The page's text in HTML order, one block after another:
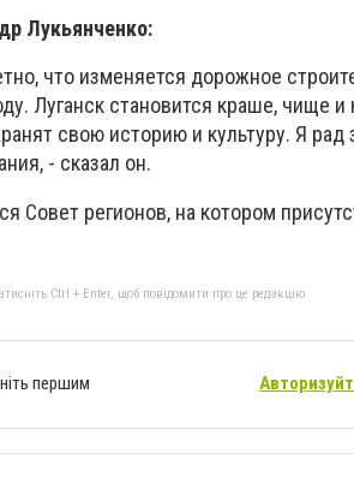
Лукьянченко:
что изменяется дорожное
Луганск становится краше, чище
свою историю и культуру. Я рад
- сказал он.
Совет регионов, на котором
Ctrl + Enter, щоб повідомити про це редакцію
першим